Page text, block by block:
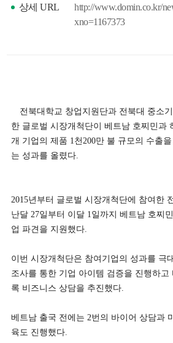
상세 URL
http://www.domin.co.kr/
xno=1167373
전북대학교 창업지원단과 전북대 중소
한 글로벌 시장개척단이 베트남 호찌민과
개 기업의 제품 1천200만 불 규모의 수출
는 성과를 올렸다.
2015년부터 글로벌 시장개척단에 참여한
난달 27일부터 이달 1일까지 베트남 호찌
업 파견을 지원했다.
이번 시장개척단은 참여기업의 성과를 극
조사를 통한 기업 아이템 검증을 진행하고
록 비즈니스 상담을 추진했다.
베트남 출국 전에는 2번의 바이어 상담과
육도 진행했다.